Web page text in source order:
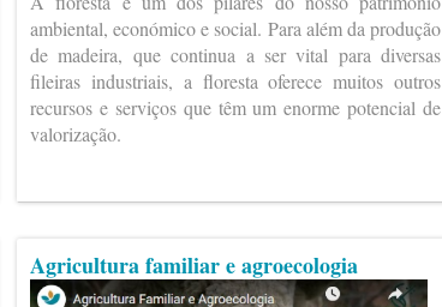
ambiental, económico e social. Para além da produção
de madeira, que continua a ser vital para diversas
fileiras industriais, a floresta oferece muitos outros
recursos e serviços que têm um enorme potencial de
valorização.
Agricultura familiar e agroecologia